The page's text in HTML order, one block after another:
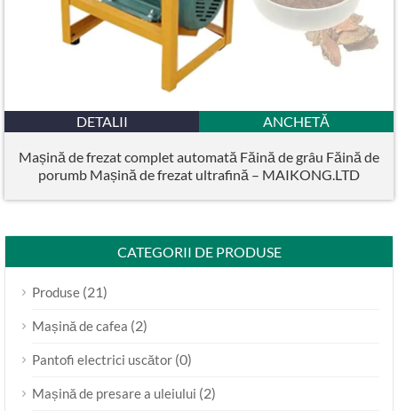
DETALII ANCHETĂ
Mașină de frezat complet automată Făină de grâu Făină de
porumb Mașină de frezat ultrafină – MAIKONG.LTD
CATEGORII DE PRODUSE
Produse (21)
Mașină de cafea (2)
Pantofi electrici uscător (0)
Mașină de presare a uleiului (2)